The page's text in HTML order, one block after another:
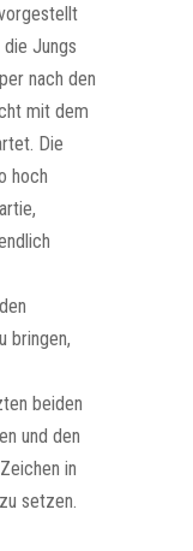
Jungs
nach den
mit dem
Die
hoch
bringen,
beiden
und den
in
setzen.